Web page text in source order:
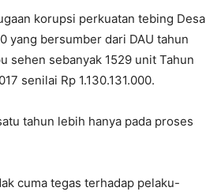
korupsi perkuatan tebing Desa
yang bersumber dari DAU tahun
sehen sebanyak 1529 unit Tahun
senilai Rp 1.130.131.000.
tahun lebih hanya pada proses
cuma tegas terhadap pelaku-